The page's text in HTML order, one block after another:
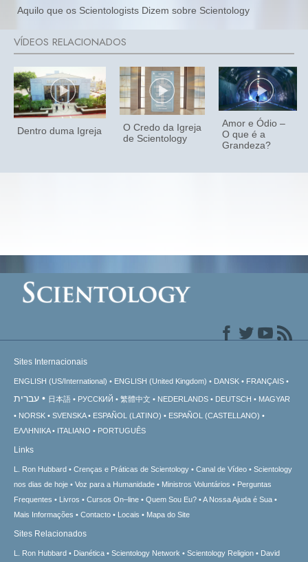
Aquilo que os Scientologists Dizem sobre Scientology
Dentro duma Igreja
O Credo da Igreja
de Scientology
Amor e Ódio –
O que é a
Grandeza?
Sites Internacionais
ENGLISH (US/International) ENGLISH (United Kingdom) DANSK FRANÇAIS
עברית 日本語 РУССКИЙ 繁體中文 NEDERLANDS DEUTSCH
MAGYAR
NORSK
SVENSKA ESPAÑOL (LATINO)
ESPAÑOL (CASTELLANO)
ΕΛΛΗΝΙΚA
ITALIANO PORTUGUÊS
Links
L. Ron Hubbard Crenças e Práticas de Scientology Canal de Vídeo
Scientology
nos dias de hoje
Voz para a Humanidade Ministros Voluntários
Perguntas
Frequentes
Livros Cursos On–line Quem Sou Eu?
A Nossa Ajuda é Sua
Mais Informações
Contacto Locais Mapa do Site
Sites Relacionados
L. Ron Hubbard Dianética Scientology Network Scientology Religion David